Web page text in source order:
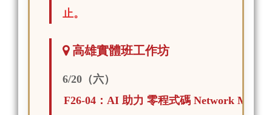
止。
高雄實體班工作坊
6/20（六）
F26-04：AI 助力 零程式碼 Network Meta-